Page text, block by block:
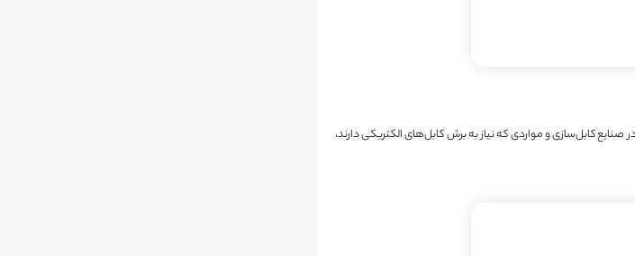
کابل‌سازی و مواردی که نیاز به برش کابل‌های الکتریکی دارند،